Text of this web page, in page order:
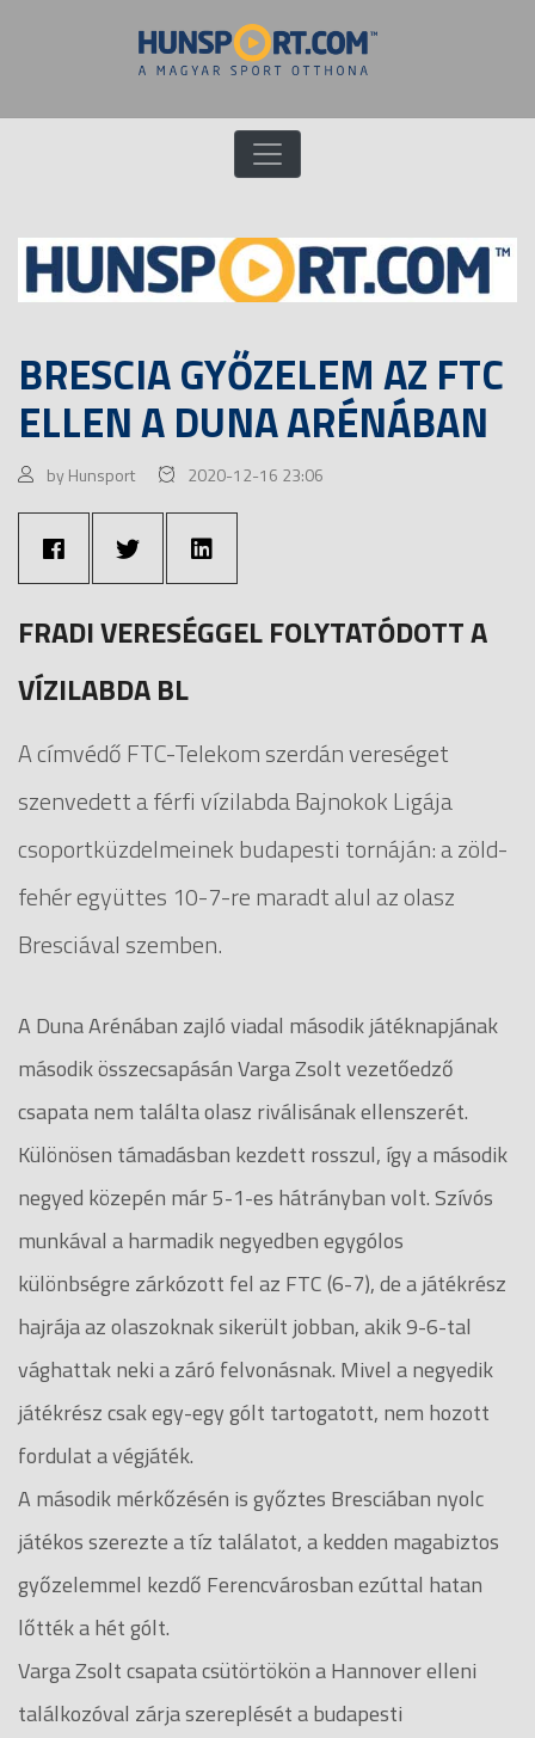
BRESCIA GYŐZELEM AZ FTC
ELLEN A DUNA ARÉNÁBAN
by Hunsport 2020-12-16 23:06
FRADI VERESÉGGEL FOLYTATÓDOTT A
VÍZILABDA BL
A címvédő FTC-Telekom szerdán vereséget
szenvedett a férfi vízilabda Bajnokok Ligája
csoportküzdelmeinek budapesti tornáján: a zöld-
fehér együttes 10-7-re maradt alul az olasz
Bresciával szemben.
A Duna Arénában zajló viadal második játéknapjának
második összecsapásán Varga Zsolt vezetőedző
csapata nem találta olasz riválisának ellenszerét.
Különösen támadásban kezdett rosszul, így a második
negyed közepén már 5-1-es hátrányban volt. Szívós
munkával a harmadik negyedben egygólos
különbségre zárkózott fel az FTC (6-7), de a játékrész
hajrája az olaszoknak sikerült jobban, akik 9-6-tal
vághattak neki a záró felvonásnak. Mivel a negyedik
játékrész csak egy-egy gólt tartogatott, nem hozott
fordulat a végjáték.
A második mérkőzésén is győztes Bresciában nyolc
játékos szerezte a tíz találatot, a kedden magabiztos
győzelemmel kezdő Ferencvárosban ezúttal hatan
lőtték a hét gólt.
Varga Zsolt csapata csütörtökön a Hannover elleni
találkozóval zárja szereplését a budapesti